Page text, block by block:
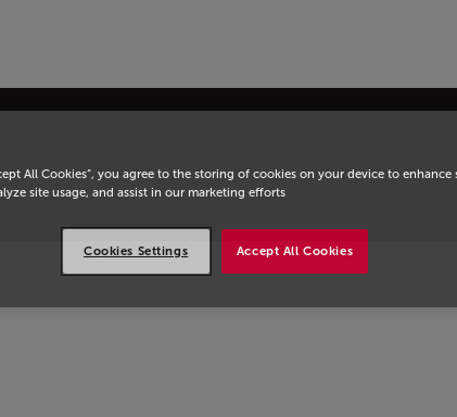
All Cookies”, you agree to the storing of cookies on your device to enhance
site usage, and assist in our marketing efforts.
Accept All Cookies
Cookies Settings